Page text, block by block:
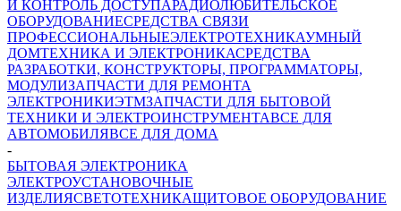
И КОНТРОЛЬ ДОСТУПАРАДИОЛЮБИТЕЛЬСКОЕ
ОБОРУДОВАНИЕСРЕДСТВА СВЯЗИ
ПРОФЕССИОНАЛЬНЫЕЭЛЕКТРОТЕХНИКАУМНЫЙ
ДОМТЕХНИКА И ЭЛЕКТРОНИКАСРЕДСТВА
РАЗРАБОТКИ, КОНСТРУКТОРЫ, ПРОГРАММАТОРЫ,
МОДУЛИЗАПЧАСТИ ДЛЯ РЕМОНТА
ЭЛЕКТРОНИКИЭТМЗАПЧАСТИ ДЛЯ БЫТОВОЙ
ТЕХНИКИ И ЭЛЕКТРОИНСТРУМЕНТАВСЕ ДЛЯ
АВТОМОБИЛЯВСЕ ДЛЯ ДОМА
-
БЫТОВАЯ ЭЛЕКТРОНИКА
ЭЛЕКТРОУСТАНОВОЧНЫЕ
ИЗДЕЛИЯСВЕТОТЕХНИКАЩИТОВОЕ ОБОРУДОВАНИЕ